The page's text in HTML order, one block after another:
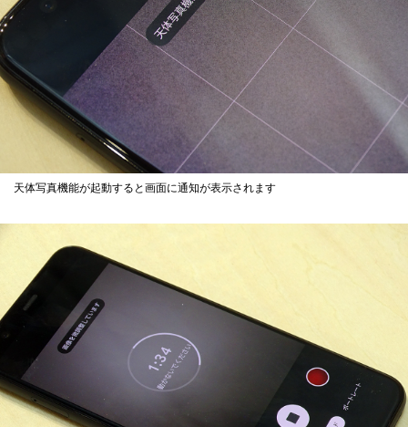
天体写真機能が起動すると画面に通知が表示されます